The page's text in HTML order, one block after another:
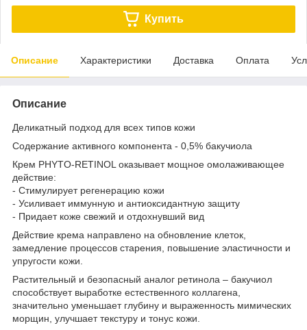
Купить
Описание Характеристики Доставка Оплата
Описание
Деликатный подход для всех типов кожи
Содержание активного компонента - 0,5% бакучиола
Крем PHYTO-RETINOL оказывает мощное омолаживающее
действие:
- Стимулирует регенерацию кожи
- Усиливает иммунную и антиоксидантную защиту
- Придает коже свежий и отдохнувший вид
Действие крема направлено на обновление клеток,
замедление процессов старения, повышение эластичности и
упругости кожи.
Растительный и безопасный аналог ретинола – бакучиол
способствует выработке естественного коллагена,
значительно уменьшает глубину и выраженность мимических
морщин, улучшает текстуру и тонус кожи.